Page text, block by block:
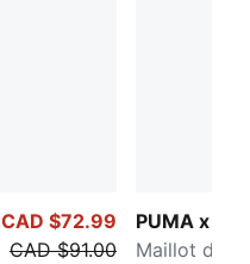
CAD $72.99
CAD $91.00
PUMA x
Maillot de